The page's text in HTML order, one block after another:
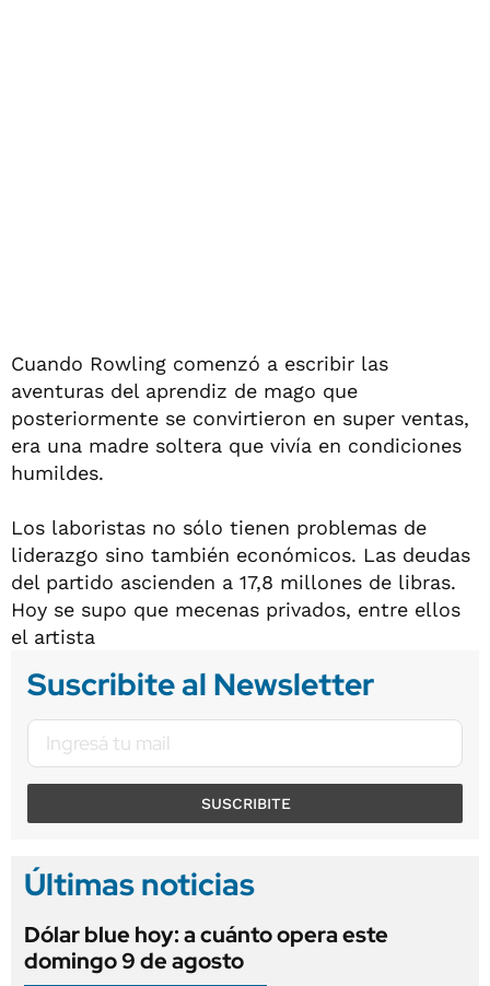
Cuando Rowling comenzó a escribir las
aventuras del aprendiz de mago que
posteriormente se convirtieron en super ventas,
era una madre soltera que vivía en condiciones
humildes.
Los laboristas no sólo tienen problemas de
liderazgo sino también económicos. Las deudas
del partido ascienden a 17,8 millones de libras.
Hoy se supo que mecenas privados, entre ellos
el artista
Suscribite al Newsletter
SUSCRIBITE
Últimas noticias
Dólar blue hoy: a cuánto opera este
domingo 9 de agosto